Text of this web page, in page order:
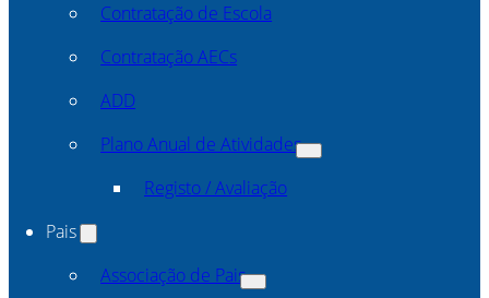
Contratação de Escola
Contratação AECs
ADD
Plano Anual de Atividades
Registo / Avaliação
Pais
Associação de Pais